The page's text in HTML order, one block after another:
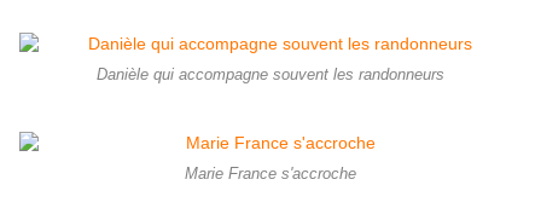
Danièle qui accompagne souvent les randonneurs
Marie France s'accroche